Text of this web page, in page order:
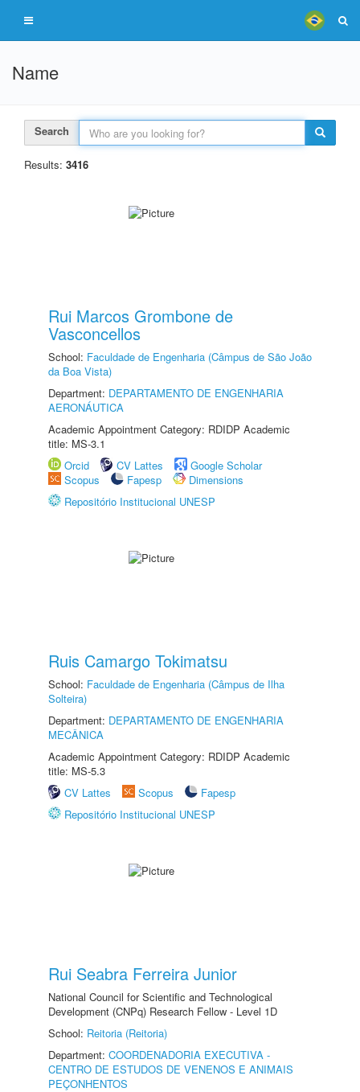
Name
Search
Results: 3416
Rui Marcos Grombone de
Vasconcellos
School: Faculdade de Engenharia (Câmpus de São João
da Boa Vista)
Department: DEPARTAMENTO DE ENGENHARIA
AERONÁUTICA
Academic Appointment Category: RDIDP Academic
title: MS-3.1
Orcid
CV Lattes
Google Scholar
Scopus
Fapesp
Dimensions
Repositório Institucional UNESP
Ruis Camargo Tokimatsu
School: Faculdade de Engenharia (Câmpus de Ilha
Solteira)
Department: DEPARTAMENTO DE ENGENHARIA
MECÂNICA
Academic Appointment Category: RDIDP Academic
title: MS-5.3
CV Lattes
Scopus
Fapesp
Repositório Institucional UNESP
Rui Seabra Ferreira Junior
National Council for Scientific and Technological
Development (CNPq) Research Fellow - Level 1D
School: Reitoria (Reitoria)
Department: COORDENADORIA EXECUTIVA -
CENTRO DE ESTUDOS DE VENENOS E ANIMAIS
PEÇONHENTOS